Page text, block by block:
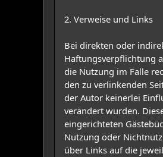
2. Verweise und Links
Bei direkten oder
Haftungsverpflichtung
die Nutzung im Falle
den zu verlinkenden
der Autor keinerlei
verändert wurden.
eingerichteten
Nutzung oder
über Links auf die